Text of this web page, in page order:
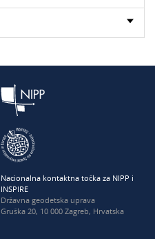
Nacionalna kontaktna točka za NIPP i
INSPIRE
Državna geodetska uprava
Gruška 20, 10 000 Zagreb, Hrvatska